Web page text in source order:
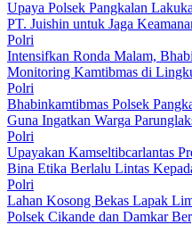
Upaya Polsek Pangkalan
PT. Juishin untuk Jaga
Polri
Intensifkan Ronda Malam,
Monitoring Kamtibmas di
Polri
Bhabinkamtibmas Polsek
Guna Ingatkan Warga
Polri
Upayakan Kamseltibcarlantas
Bina Etika Berlalu Lintas
Polri
Lahan Kosong Bekas Lapak
Polsek Cikande dan Damkar